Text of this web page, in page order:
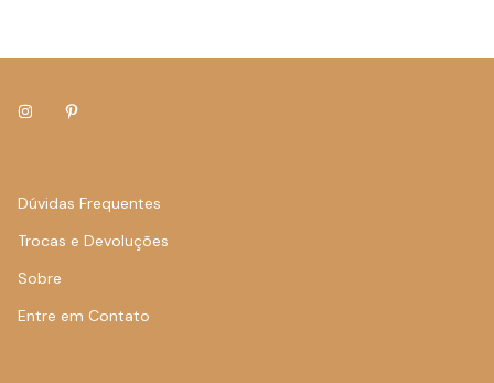
Dúvidas Frequentes
Trocas e Devoluções
Sobre
Entre em Contato